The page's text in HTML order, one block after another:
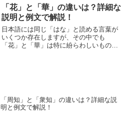
れ、それぞれが独自のニュアンスを持っ
ています。この記事を通じて、似ている
ようで微妙に異なるこれらの言葉の意味
と用途を学び、より豊かな日本語表現を
目指しましょう。
「花」と「華」の違いは？詳細な
説明と例文で解説！
日本語には同じ「はな」と読める言葉が
いくつか存在しますが、その中でも
「花」と「華」は特に紛らわしいものの
「周知」と「衆知」の違いは？詳細な説
明と例文で解説！